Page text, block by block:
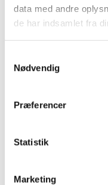
data med andre
de har indsamlet fra
Nødvendig
Præferencer
Statistik
Marketing
Emner
Medicinsk udstyr
TID
2024 (1)
august (2)